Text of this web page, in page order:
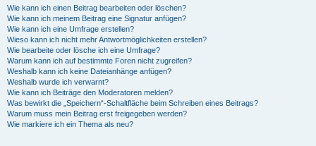
Wie kann ich einen Beitrag bearbeiten oder löschen?
Wie kann ich meinem Beitrag eine Signatur anfügen?
Wie kann ich eine Umfrage erstellen?
Wieso kann ich nicht mehr Antwortmöglichkeiten erstellen?
Wie bearbeite oder lösche ich eine Umfrage?
Warum kann ich auf bestimmte Foren nicht zugreifen?
Weshalb kann ich keine Dateianhänge anfügen?
Weshalb wurde ich verwarnt?
Wie kann ich Beiträge den Moderatoren melden?
Was bewirkt die „Speichern“-Schaltfläche beim Schreiben eines Beitrags?
Warum muss mein Beitrag erst freigegeben werden?
Wie markiere ich ein Thema als neu?